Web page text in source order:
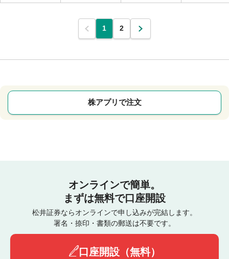
1 2
株アプリで注文
オンラインで簡単。
まずは無料で口座開設
松井証券ならオンラインで申し込みが完結します。
署名・捺印・書類の郵送は不要です。
口座開設（無料）